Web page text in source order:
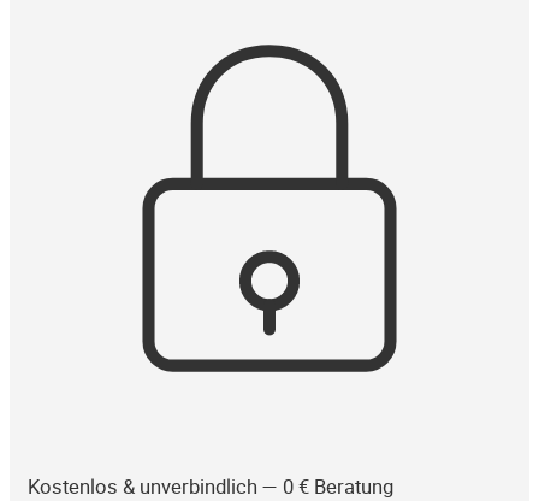
Kostenlos & unverbindlich — 0 € Beratung